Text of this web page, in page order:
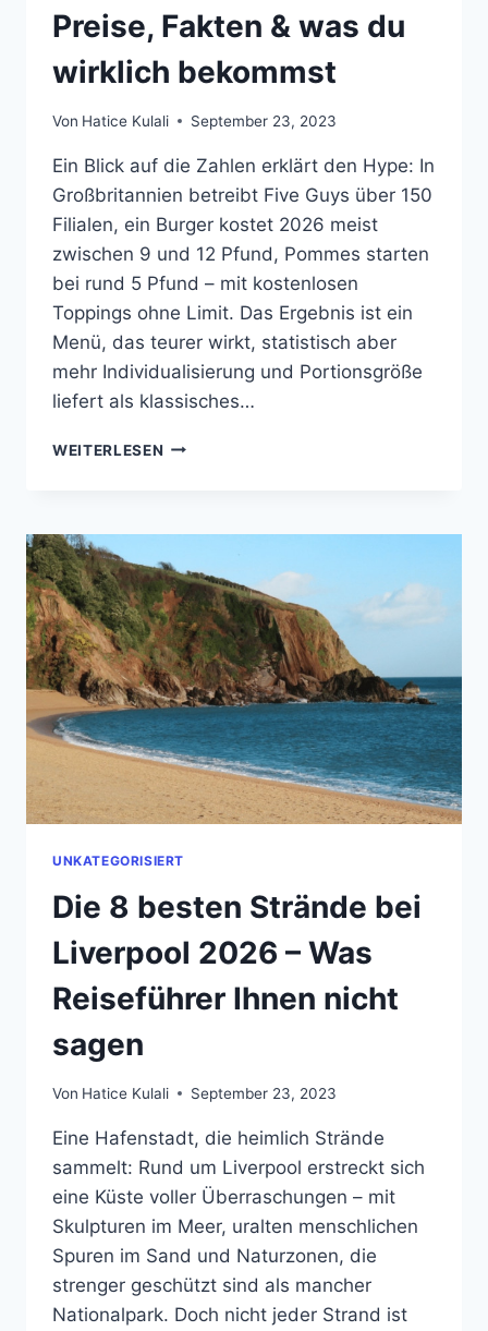
Preise, Fakten & was du
wirklich bekommst
Von Hatice Kulali September 23, 2023
Ein Blick auf die Zahlen erklärt den Hype: In
Großbritannien betreibt Five Guys über 150
Filialen, ein Burger kostet 2026 meist
zwischen 9 und 12 Pfund, Pommes starten
bei rund 5 Pfund – mit kostenlosen
Toppings ohne Limit. Das Ergebnis ist ein
Menü, das teurer wirkt, statistisch aber
mehr Individualisierung und Portionsgröße
liefert als klassisches…
WEITERLESEN FIVE
GROSSBRITANNIEN 2
026: P
REISE, F
AKTEN &
W
AS D
U W
IRKLICH B
EKOMMST
UNKATEGORISIERT
Die 8 besten Strände bei
Liverpool 2026 – Was
Reiseführer Ihnen nicht
sagen
Von Hatice Kulali September 23, 2023
Eine Hafenstadt, die heimlich Strände
sammelt: Rund um Liverpool erstreckt sich
eine Küste voller Überraschungen – mit
Skulpturen im Meer, uralten menschlichen
Spuren im Sand und Naturzonen, die
strenger geschützt sind als mancher
Nationalpark. Doch nicht jeder Strand ist